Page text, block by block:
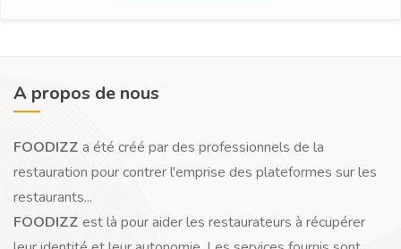
A propos de nous
FOODIZZ a été créé par des professionnels de la
restauration pour contrer l'emprise des plateformes sur les
restaurants...
FOODIZZ est là pour aider les restaurateurs à récupérer